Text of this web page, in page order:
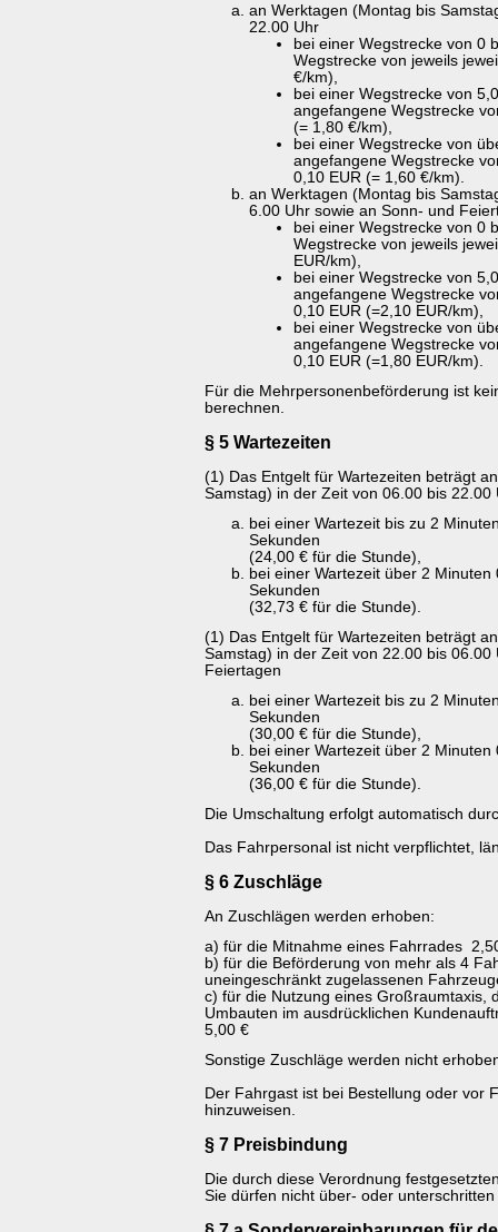
an Werktagen (Montag bis
22.00 Uhr
bei einer Wegstrecke von 0
Wegstrecke von jeweils
€/km),
bei einer Wegstrecke von
angefangene Wegstrecke
(= 1,80 €/km),
bei einer Wegstrecke von
angefangene Wegstrecke
0,10 EUR (= 1,60 €/km).
an Werktagen (Montag bis
6.00 Uhr sowie an Sonn- und
bei einer Wegstrecke von 0
Wegstrecke von jeweils
EUR/km),
bei einer Wegstrecke von
angefangene Wegstrecke
0,10 EUR (=2,10 EUR/km),
bei einer Wegstrecke von
angefangene Wegstrecke
0,10 EUR (=1,80 EUR/km).
Für die Mehrpersonenbeförderung ist
berechnen.
§ 5 Wartezeiten
(1) Das Entgelt für Wartezeiten beträgt
Samstag) in der Zeit von 06.00 bis 22.00
bei einer Wartezeit bis zu 2
Sekunden
(24,00 € für die Stunde),
bei einer Wartezeit über 2
Sekunden
(32,73 € für die Stunde).
(1) Das Entgelt für Wartezeiten beträgt
Samstag) in der Zeit von 22.00 bis 06.00
Feiertagen
bei einer Wartezeit bis zu 2
Sekunden
(30,00 € für die Stunde),
bei einer Wartezeit über 2
Sekunden
(36,00 € für die Stunde).
Die Umschaltung erfolgt automatisch
Das Fahrpersonal ist nicht verpflichtet,
§ 6 Zuschläge
An Zuschlägen werden erhoben:
a) für die Mitnahme eines Fahrrades
b) für die Beförderung von mehr als 4
uneingeschränkt zugelassenen
c) für die Nutzung eines Großraumtaxis,
Umbauten im ausdrücklichen
5,00 €
Sonstige Zuschläge werden nicht
Der Fahrgast ist bei Bestellung oder vor
hinzuweisen.
§ 7 Preisbindung
Die durch diese Verordnung
Sie dürfen nicht über- oder